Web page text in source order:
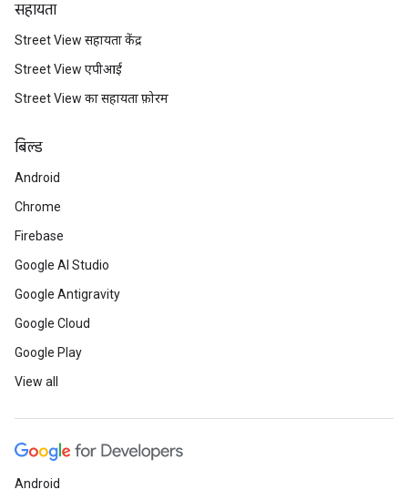
सहायता
Street View सहायता केंद्र
Street View एपीआई
Street View का सहायता फ़ोरम
बिल्ड
Android
Chrome
Firebase
Google AI Studio
Google Antigravity
Google Cloud
Google Play
View all
Android